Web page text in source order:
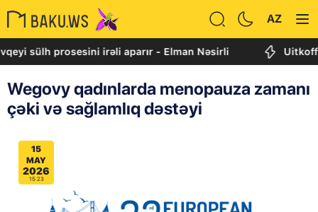
AZ
prosesini irəli aparır - Elman Nəsirli Uitkoff:
Wegovy qadınlarda menopauza zamanı
çəki və sağlamlıq dəstəyi
15
MAY
2026
15:23